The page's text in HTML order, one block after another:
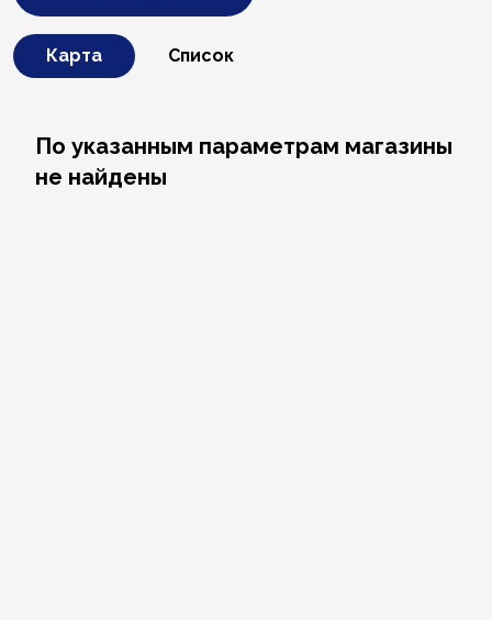
Карта Список
По указанным параметрам магазины
не найдены